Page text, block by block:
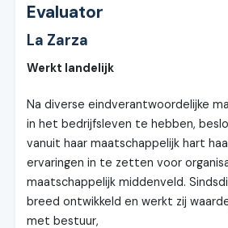
Evaluator
La Zarza
Werkt landelijk
Na diverse eindverantwoordelijke
in het bedrijfsleven te hebben,
vanuit haar maatschappelijk hart
ervaringen in te zetten voor
maatschappelijk middenveld.
breed ontwikkeld en werkt zij
met bestuur,